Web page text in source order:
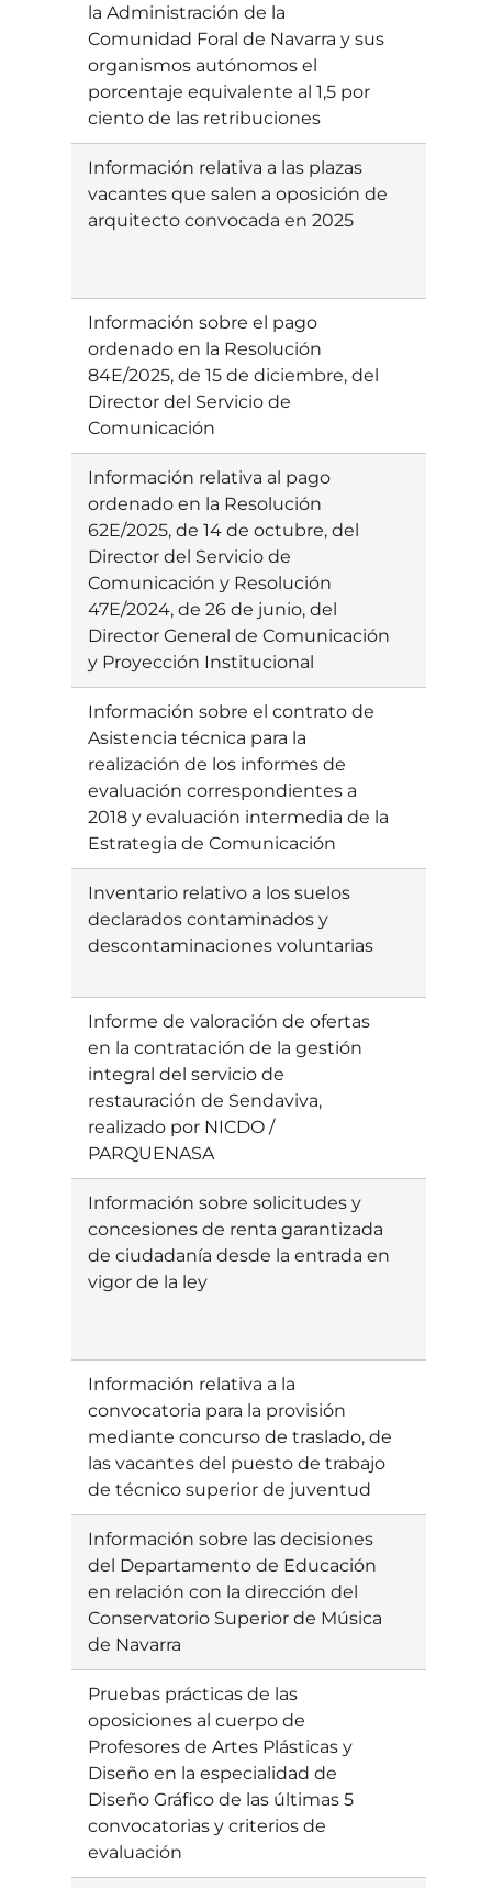
la Administración de la
Comunidad Foral de Navarra y sus
organismos autónomos el
porcentaje equivalente al 1,5 por
ciento de las retribuciones
Información relativa a las plazas
vacantes que salen a oposición de
arquitecto convocada en 2025
Información sobre el pago
ordenado en la Resolución
84E/2025, de 15 de diciembre, del
Director del Servicio de
Comunicación
Información relativa al pago
ordenado en la Resolución
62E/2025, de 14 de octubre, del
Director del Servicio de
Comunicación y Resolución
47E/2024, de 26 de junio, del
Director General de Comunicación
y Proyección Institucional
Información sobre el contrato de
Asistencia técnica para la
realización de los informes de
evaluación correspondientes a
2018 y evaluación intermedia de la
Estrategia de Comunicación
Inventario relativo a los suelos
declarados contaminados y
descontaminaciones voluntarias
Informe de valoración de ofertas
en la contratación de la gestión
integral del servicio de
restauración de Sendaviva,
realizado por NICDO /
PARQUENASA
Información sobre solicitudes y
concesiones de renta garantizada
de ciudadanía desde la entrada en
vigor de la ley
Información relativa a la
convocatoria para la provisión
mediante concurso de traslado, de
las vacantes del puesto de trabajo
de técnico superior de juventud
Información sobre las decisiones
del Departamento de Educación
en relación con la dirección del
Conservatorio Superior de Música
de Navarra
Pruebas prácticas de las
oposiciones al cuerpo de
Profesores de Artes Plásticas y
Diseño en la especialidad de
Diseño Gráfico de las últimas 5
convocatorias y criterios de
evaluación